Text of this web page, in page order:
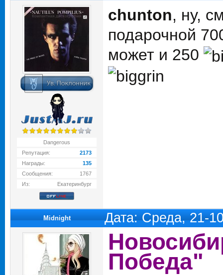
Dangerous
Репутация:
2173
Награды:
135
Сообщения:
1767
Из:
Екатеринбург
chunton, ну,
подарочной
может и 250
Midnight Дата: Среда, 21-
Победа"